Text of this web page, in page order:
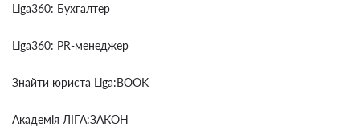
Liga360: Бухгалтер
Liga360: PR-менеджер
Знайти юриста Liga:BOOK
Академія ЛІГА:ЗАКОН